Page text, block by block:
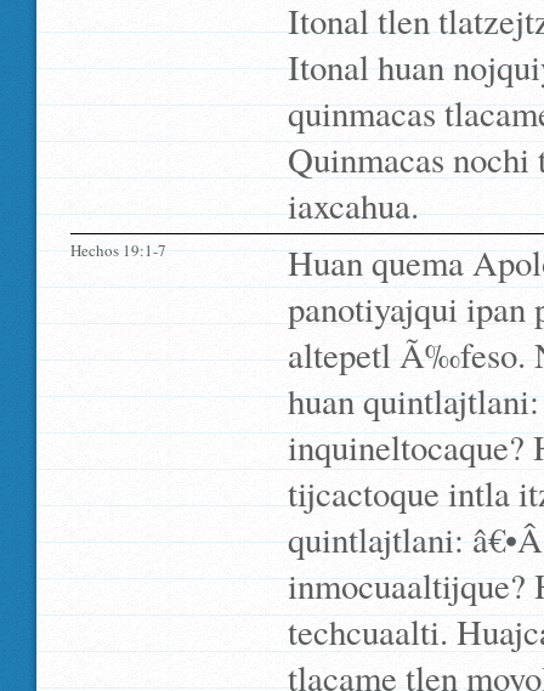
Itonal tlen
Itonal huan
quinmacas
Quinmacas
iaxcahua.
Hechos 19:1-7
Huan quema
panotiyajqui ipan
altepetl Ã‰feso.
huan
inquineltocaque?
tijcactoque intla
quintlajtlani:
inmocuaaltijque?
techcuaalti.
tlacame tlen